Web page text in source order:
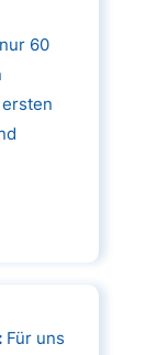
60
Für uns